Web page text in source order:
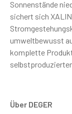
Sonnenstände
sichert sich
umweltbewusst
komplette
Über DEGER